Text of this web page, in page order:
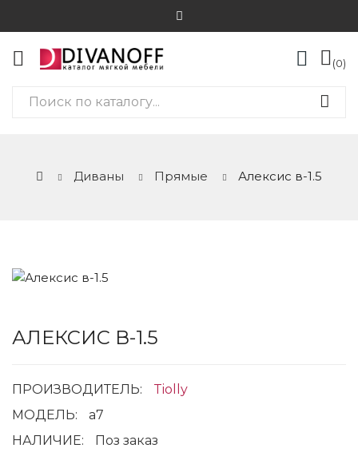
0
Диваны Прямые Алексис в-1.5
АЛЕКСИС В-1.5
ПРОИЗВОДИТЕЛЬ:
Tiolly
МОДЕЛЬ:
a7
НАЛИЧИЕ:
Поз заказ